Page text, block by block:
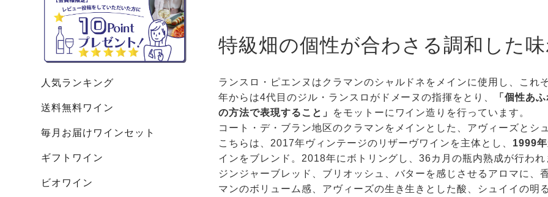
人気ランキング
送料無料ワイン
毎月お届けワインセット
ギフトワイン
ビオワイン
特級畑の個性が合わさる調和した
ランスロ・ピエンヌはクラマンのシャルドネをメインに使用し、こ
年からは4代目のジル・ランスロがドメーヌの指揮をとり、
「個性あ
の方法で表現すること」
をモットーにワイン造りを行っています。
コート・デ・ブラン地区のクラマンをメインとした、アヴィーズと
こちらは、2017年ヴィンテージのリザーヴワインを主体とし、 1999
インをブレンド。2018年にボトリングし、36カ月の瓶内熟成が行わ
ジンジャーブレッド、ブリオッシュ、バターを感じさせるアロマに、
マンのボリューム感、アヴィーズの生き生きとした酸、シュイイの明